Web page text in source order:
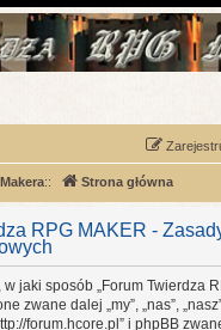
:: Strona główna
RPG MAKER -
jaki sposób „Forum Twierdza
zwane dalej „my”, „nas”,
forum.hcore.pl” i phpBB